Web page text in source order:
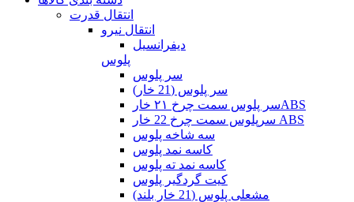
انتقال قدرت
انتقال نیرو
دیفرانسیل
پلوس
سر پلوس
سر پلوس (21 خار)
سر پلوس سمت چرخ ۲۱ خارABS
سرپلوس سمت چرخ 22 خار ABS
سه شاخه پلوس
کاسه نمد پلوس
کاسه نمد ته پلوس
کیت گردگیر پلوس
مشعلی پلوس (21 خار بلند)